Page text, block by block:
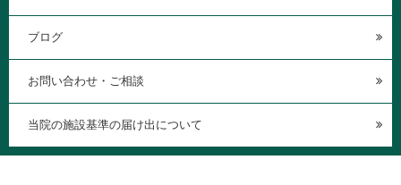
ブログ
お問い合わせ・ご相談
当院の施設基準の届け出について